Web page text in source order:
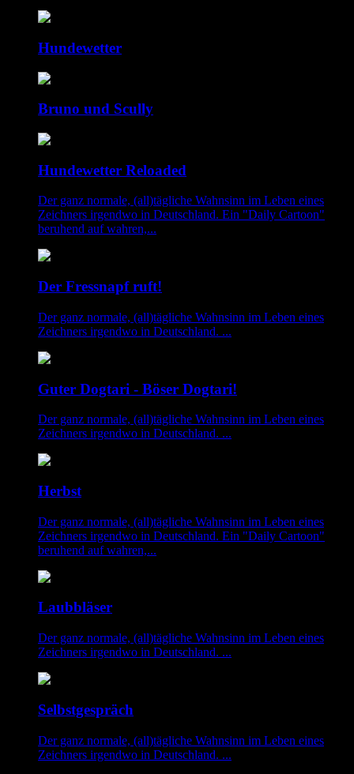
Hundewetter
Bruno und Scully
Hundewetter Reloaded
Der ganz normale, (all)tägliche Wahnsinn im Leben eines
Zeichners irgendwo in Deutschland. Ein "Daily Cartoon"
beruhend auf wahren,...
Der Fressnapf ruft!
Der ganz normale, (all)tägliche Wahnsinn im Leben eines
Zeichners irgendwo in Deutschland. ...
Guter Dogtari - Böser Dogtari!
Der ganz normale, (all)tägliche Wahnsinn im Leben eines
Zeichners irgendwo in Deutschland. ...
Herbst
Der ganz normale, (all)tägliche Wahnsinn im Leben eines
Zeichners irgendwo in Deutschland. Ein "Daily Cartoon"
beruhend auf wahren,...
Laubbläser
Der ganz normale, (all)tägliche Wahnsinn im Leben eines
Zeichners irgendwo in Deutschland. ...
Selbstgespräch
Der ganz normale, (all)tägliche Wahnsinn im Leben eines
Zeichners irgendwo in Deutschland. ...